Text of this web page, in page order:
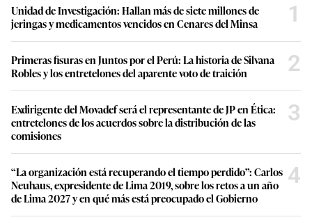
Unidad de Investigación: Hallan más de siete millones de
jeringas y medicamentos vencidos en Cenares del Minsa
1
Primeras fisuras en Juntos por el Perú: La historia de Silvana
Robles y los entretelones del aparente voto de traición
2
Exdirigente del Movadef será el representante de JP en Ética:
entretelones de los acuerdos sobre la distribución de las
comisiones
3
“La organización está recuperando el tiempo perdido”: Carlos
Neuhaus, expresidente de Lima 2019, sobre los retos a un año
de Lima 2027 y en qué más está preocupado el Gobierno
4